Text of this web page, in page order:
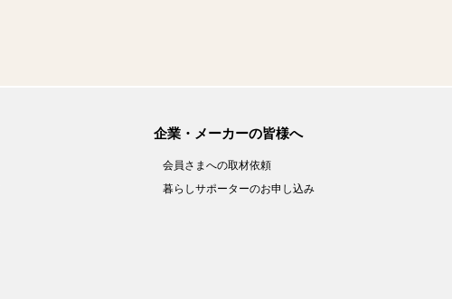
企業・メーカーの皆様へ
会員さまへの取材依頼
暮らしサポーターのお申し込み